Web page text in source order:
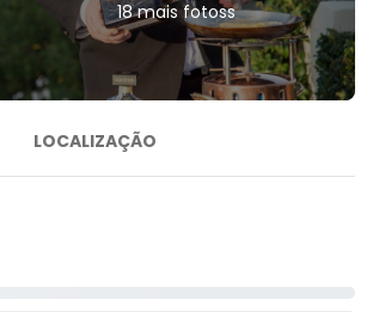
18 mais fotoss
LOCALIZAÇÃO